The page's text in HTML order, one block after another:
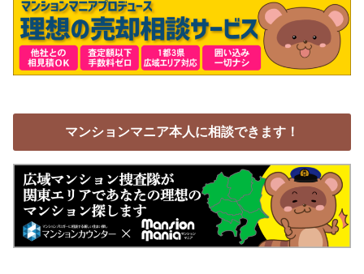
マンションマニア本人に相談できます！